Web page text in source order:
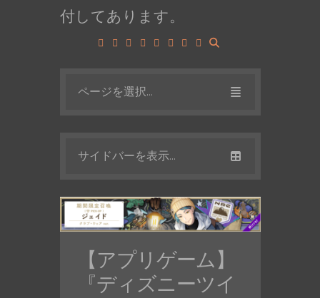
付してあります。
ページを選択...
サイドバーを表示...
【アプリゲーム】
『ディズニーツイ